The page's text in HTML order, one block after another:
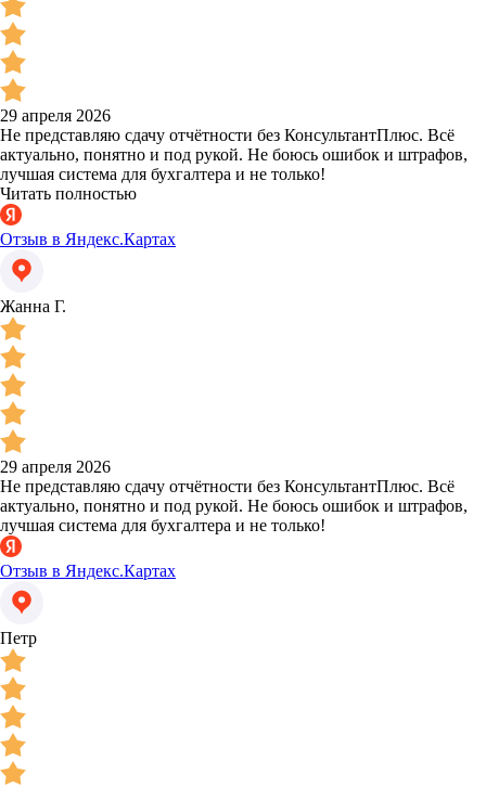
29 апреля 2026
Не представляю сдачу отчётности без КонсультантПлюс. Всё
актуально, понятно и под рукой. Не боюсь ошибок и штрафов,
лучшая система для бухгалтера и не только!
Читать полностью
Отзыв в Яндекс.Картах
Жанна Г.
29 апреля 2026
Не представляю сдачу отчётности без КонсультантПлюс. Всё
актуально, понятно и под рукой. Не боюсь ошибок и штрафов,
лучшая система для бухгалтера и не только!
Отзыв в Яндекс.Картах
Петр